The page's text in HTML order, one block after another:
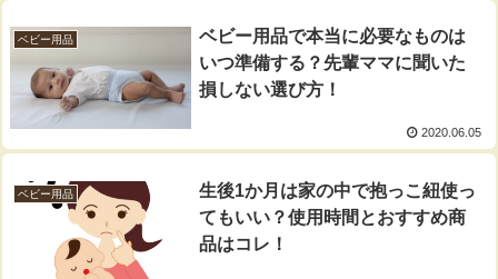
ベビー用品
ベビー用品で本当に必要なものは
いつ準備する？先輩ママに聞いた
損しない選び方！
2020.06.05
ベビー用品
生後1か月は家の中で抱っこ紐使っ
てもいい？使用時間とおすすめ商
品はコレ！